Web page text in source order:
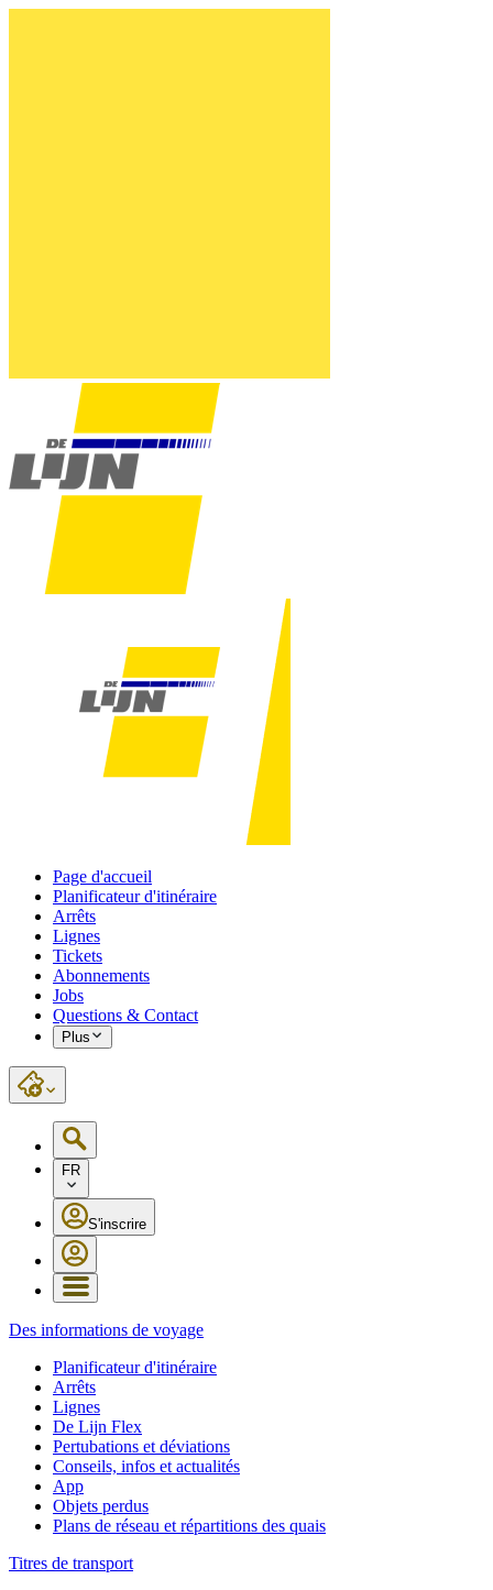
Page d'accueil
Planificateur d'itinéraire
Arrêts
Lignes
Tickets
Abonnements
Jobs
Questions & Contact
Plus
FR
S'inscrire
Des informations de voyage
Planificateur d'itinéraire
Arrêts
Lignes
De Lijn Flex
Pertubations et déviations
Conseils, infos et actualités
App
Objets perdus
Plans de réseau et répartitions des quais
Titres de transport